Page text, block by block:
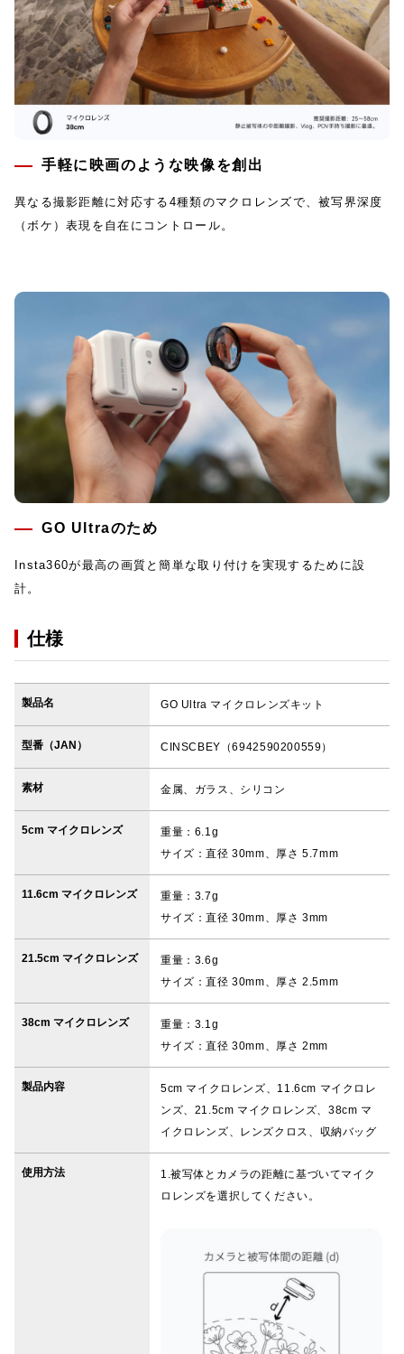
手軽に映画のような映像を創出
異なる撮影距離に対応する4種類のマクロレンズで、被写界深度
（ボケ）表現を自在にコントロール。
GO Ultraのため
Insta360が最高の画質と簡単な取り付けを実現するために設
計。
仕様
製品名 GO Ultra マイクロレンズキット
型番（JAN） CINSCBEY（6942590200559）
素材 金属、ガラス、シリコン
5cm マイクロレンズ
重量：6.1g
サイズ：直径 30mm、厚さ 5.7mm
11.6cm マイクロレンズ
重量：3.7g
サイズ：直径 30mm、厚さ 3mm
21.5cm マイクロレンズ
重量：3.6g
サイズ：直径 30mm、厚さ 2.5mm
38cm マイクロレンズ
重量：3.1g
サイズ：直径 30mm、厚さ 2mm
製品内容
5cm マイクロレンズ、11.6cm マイクロレ
ンズ、21.5cm マイクロレンズ、38cm マ
イクロレンズ、レンズクロス、収納バッグ
使用方法
1.被写体とカメラの距離に基づいてマイク
ロレンズを選択してください。